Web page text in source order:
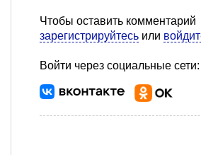
Чтобы оставить комментарий
зарегистрируйтесь или
Войти через социальные сети: